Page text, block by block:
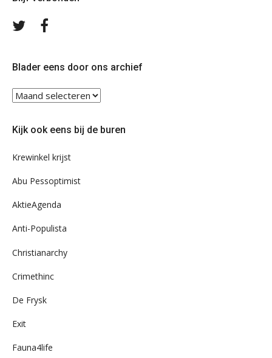
Volg
Blader eens door ons archief
Blader
eens
ons
Kijk ook eens bij de buren
Krewinkel krijst
Abu Pessoptimist
AktieAgenda
Anti-Populista
Christianarchy
Crimethinc
De Frysk
Exit
Fauna4life